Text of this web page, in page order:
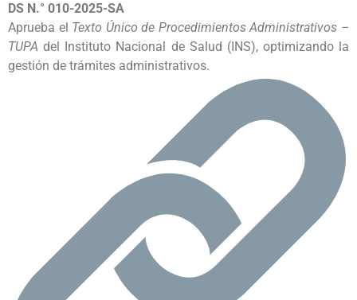
DS N.° 010-2025-SA
Aprueba el Texto Único de Procedimientos Administrativos –
TUPA del Instituto Nacional de Salud (INS), optimizando la
gestión de trámites administrativos.